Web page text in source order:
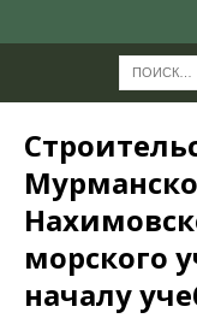
морского
началу